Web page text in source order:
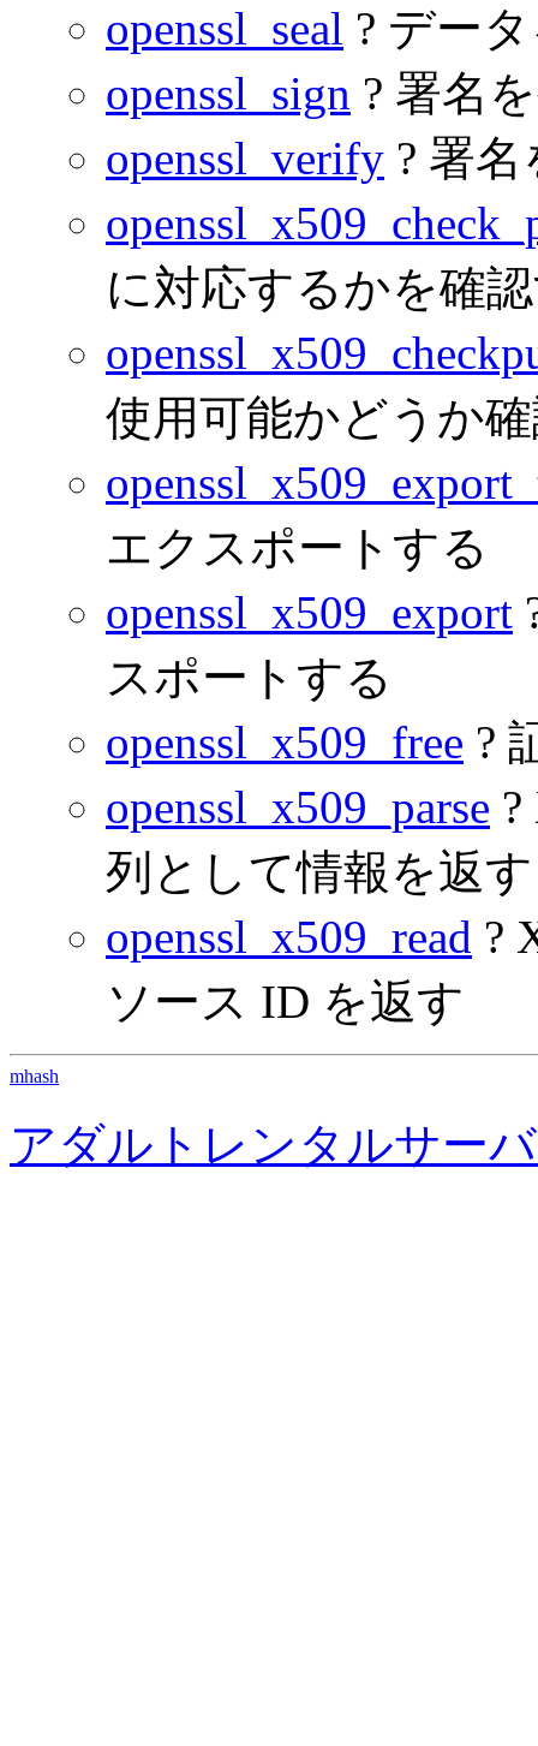
openssl_seal ? デー
openssl_sign ? 署名
openssl_verify ? 署
に対応するかを確
使用可能かどうか
エクスポートする
openssl_x509_export
スポートする
openssl_x509_free ?
openssl_x509_parse
列として情報を返す
openssl_x509_read ?
ソース ID を返す
mhash
アダルトレンタルサー